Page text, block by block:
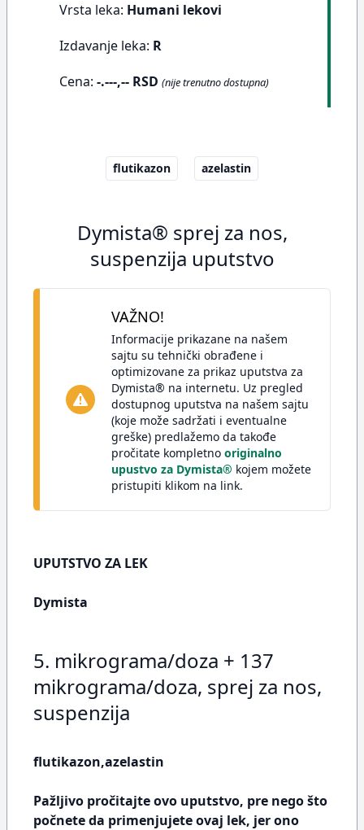
Vrsta leka: Humani lekovi
Izdavanje leka: R
Cena: -.---,-- RSD (nije trenutno dostupna)
flutikazon azelastin
Dymista® sprej za nos,
suspenzija uputstvo
VAŽNO!
Informacije prikazane na našem
sajtu su tehnički obrađene i
optimizovane za prikaz uputstva za
Dymista® na internetu. Uz pregled
dostupnog uputstva na našem sajtu
(koje može sadržati i eventualne
greške) predlažemo da takođe
pročitate kompletno originalno
upustvo za Dymista® kojem možete
pristupiti klikom na link.
UPUTSTVO ZA LEK
Dymista
5. mikrograma/doza + 137
mikrograma/doza, sprej za nos,
suspenzija
flutikazon,azelastin
Pažljivo pročitajte ovo uputstvo, pre nego što
počnete da primenjujete ovaj lek, jer ono